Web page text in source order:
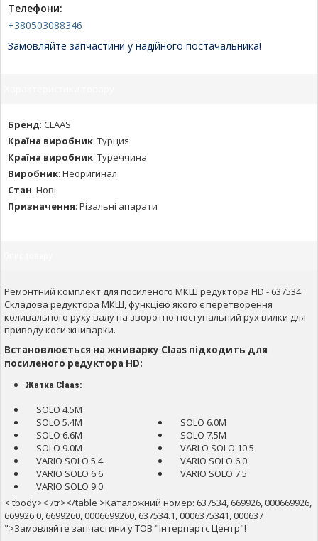
Телефони:
+380503088346
Замовляйте запчастини у надійного постачальника!
Бренд: CLAAS
Країна виробник: Турция
Країна виробник: Туреччина
Виробник: Неоригинал
Стан: Нові
Призначення: Різальні апарати
Ремонтний комплект для посиленого МКШ редуктора HD - 637534.
Складова редуктора МКШ, функцією якого є перетворення
коливального руху валу на зворотно-поступальний рух вилки для
приводу коси жниварки.
Встановлюється на жниварку Claas підходить для
посиленого редуктора HD:
Жатка Claas:
SOLO 4.5M
SOLO 5.4M
SOLO 6.0M
SOLO 6.6M
SOLO 7.5M
SOLO 9.0M
VARI O SOLO 10.5
VARIO SOLO 5.4
VARIO SOLO 6.0
VARIO SOLO 6.6
VARIO SOLO 7.5
VARIO SOLO 9.0
< tbody>< /tr></table >Каталожний номер: 637534, 669926, 000669926,
669926.0, 6699260, 0006699260, 637534.1, 0006375341, 000637
">Замовляйте запчастини у ТОВ "Інтерпартс Центр"!